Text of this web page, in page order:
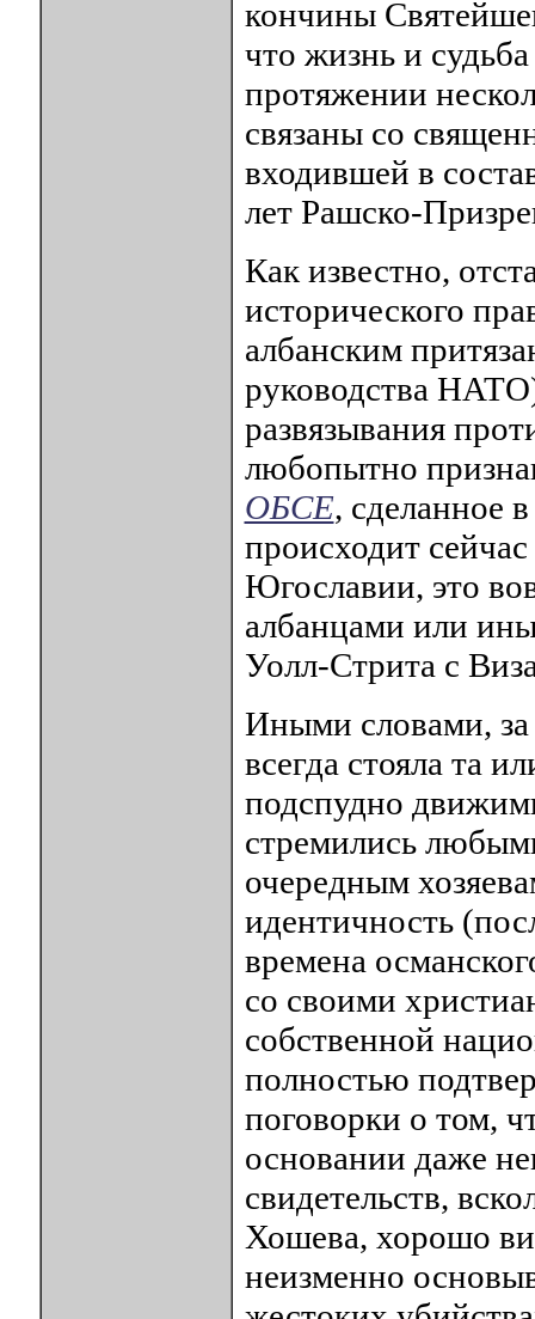
кончины
что жизнь и
протяжении
связаны со
входившей в
лет Рашско-
Как известно,
исторического
албанским
руководства
развязывания
любопытно
ОБСЕ, сделанное
происходит
Югославии, это
албанцами или
Уолл-Стрита с
Иными словами, за
всегда стояла та
подспудно
стремились
очередным
идентичность
времена
со своими
собственной
полностью
поговорки о том,
основании даже
свидетельств,
Хошева, хорошо
неизменно